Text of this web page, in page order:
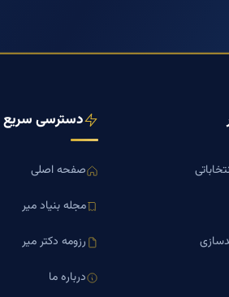
دسترسی سریع
صفحه اصلی
مجله بنیاد میر
رزومه دکتر میر
درباره ما